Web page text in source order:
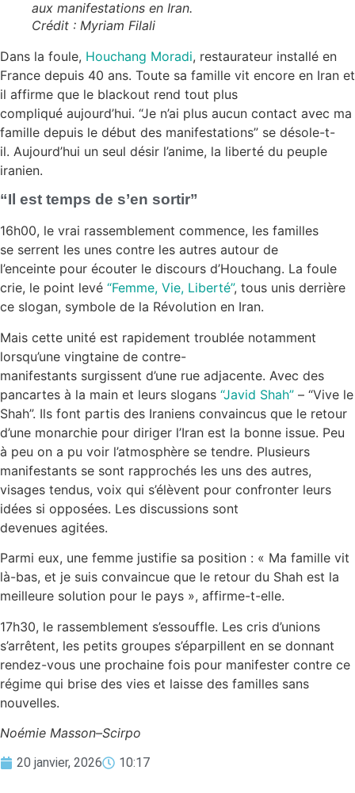
aux manifestations en Iran.
Crédit : Myriam Filali
Dans la foule, Houchang Moradi, restaurateur installé en
France depuis 40 ans. Toute sa famille vit encore en Iran et
il affirme que le blackout rend tout plus
compliqué aujourd’hui. “Je n’ai plus aucun contact avec ma
famille depuis le début des manifestations” se désole-t-
il. Aujourd’hui un seul désir l’anime, la liberté du peuple
iranien.
“Il est temps de s’en sortir”
16h00, le vrai rassemblement commence, les familles
se serrent les unes contre les autres autour de
l’enceinte pour écouter le discours d’Houchang. La foule
crie, le point levé “Femme, Vie, Liberté”, tous unis derrière
ce slogan, symbole de la Révolution en Iran.
Mais cette unité est rapidement troublée notamment
lorsqu’une vingtaine de contre-
manifestants surgissent d’une rue adjacente. Avec des
pancartes à la main et leurs slogans “Javid Shah” – “Vive le
Shah”. Ils font partis des Iraniens convaincus que le retour
d’une monarchie pour diriger l’Iran est la bonne issue. Peu
à peu on a pu voir l’atmosphère se tendre. Plusieurs
manifestants se sont rapprochés les uns des autres,
visages tendus, voix qui s’élèvent pour confronter leurs
idées si opposées. Les discussions sont
devenues agitées.
Parmi eux, une femme justifie sa position : « Ma famille vit
là-bas, et je suis convaincue que le retour du Shah est la
meilleure solution pour le pays », affirme-t-elle.
17h30, le rassemblement s’essouffle. Les cris d’unions
s’arrêtent, les petits groupes s’éparpillent en se donnant
rendez-vous une prochaine fois pour manifester contre ce
régime qui brise des vies et laisse des familles sans
nouvelles.
Noémie Masson–Scirpo
20 janvier, 2026 10:17